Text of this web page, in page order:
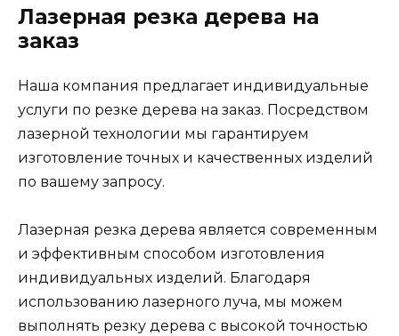
Лазерная резка дерева на
заказ
Наша компания предлагает индивидуальные
услуги по резке дерева на заказ. Посредством
лазерной технологии мы гарантируем
изготовление точных и качественных изделий
по вашему запросу.
Лазерная резка дерева является современным
и эффективным способом изготовления
индивидуальных изделий. Благодаря
использованию лазерного луча, мы можем
выполнять резку дерева с высокой точностью